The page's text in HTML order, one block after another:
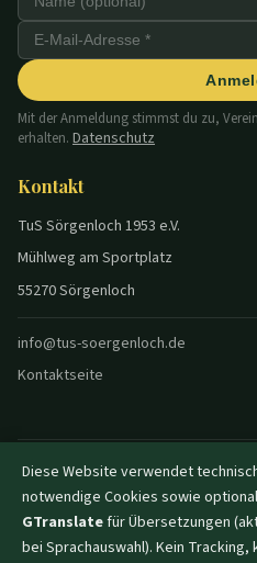
Mit der Anmeldung stimmst du zu,
erhalten. Datenschutz
Kontakt
TuS Sörgenloch 1953 e.V.
Mühlweg am Sportplatz
55270 Sörgenloch
info@tus-soergenloch.de
Kontaktseite
© 2026 TuS Sörgenloch —
Dunkel|Datenschutz|
Diese Website verwendet
notwendige Cookies sowie optional
GTranslatefür Übersetzungen
bei Sprachauswahl). Kein Tracking,